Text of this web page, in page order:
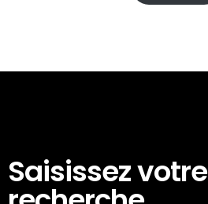
Saisissez votre